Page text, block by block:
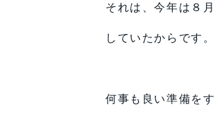
それは、今年は８
していたからです。
何事も良い準備を